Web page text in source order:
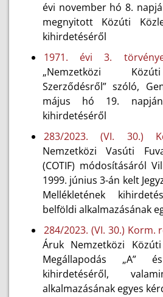
évi november hó 8.
megnyitott Közúti
kihirdetéséről
1971. évi 3.
„Nemzetközi
Szerződésről” szóló,
május hó 19.
kihirdetéséről
283/2023. (VI. 30.)
Nemzetközi Vasúti
(COTIF) módosításáról
1999. június 3-án kelt
Mellékletének
belföldi alkalmazásának
284/2023. (VI. 30.) Korm.
Áruk Nemzetközi
Megállapodás „A”
kihirdetéséről,
alkalmazásának egyes